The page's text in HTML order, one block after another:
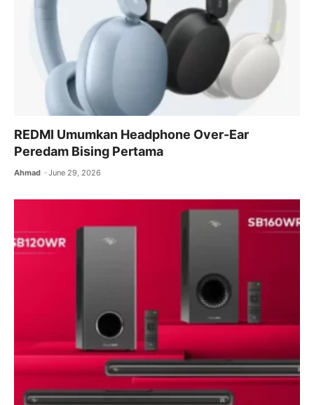
REDMI Umumkan Headphone Over-Ear
Peredam Bising Pertama
Ahmad June 29, 2026